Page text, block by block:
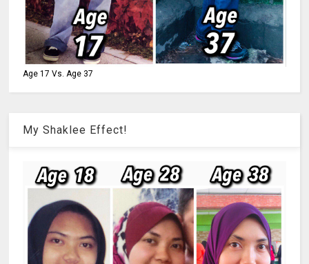
Age 17 Vs. Age 37
My Shaklee Effect!